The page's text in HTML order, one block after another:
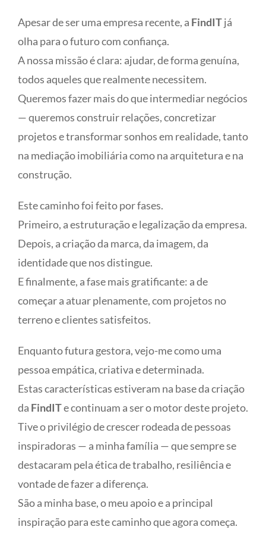
Apesar de ser uma empresa recente, a FindITjá
olha para o futuro com confiança.
A nossa missão é clara: ajudar, de forma genuína,
todos aqueles que realmente necessitem.
Queremos fazer mais do que intermediar negócios
— queremos construir relações, concretizar
projetos e transformar sonhos em realidade, tanto
na mediação imobiliária como na arquitetura e na
construção.
Este caminho foi feito por fases.
Primeiro, a estruturação e legalização da empresa.
Depois, a criação da marca, da imagem, da
identidade que nos distingue.
E finalmente, a fase mais gratificante: a de
começar a atuar plenamente, com projetos no
terreno e clientes satisfeitos.
Enquanto futura gestora, vejo-me como uma
pessoa empática, criativa e determinada.
Estas características estiveram na base da criação
da FindITe continuam a ser o motor deste projeto.
Tive o privilégio de crescer rodeada de pessoas
inspiradoras — a minha família — que sempre se
destacaram pela ética de trabalho, resiliência e
vontade de fazer a diferença.
São a minha base, o meu apoio e a principal
inspiração para este caminho que agora começa.